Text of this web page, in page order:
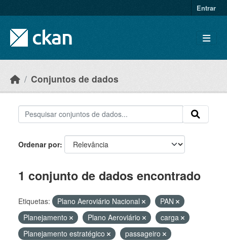
Entrar
Conjuntos de dados
Ordenar por
1 conjunto de dados encontrado
Etiquetas: Plano Aeroviário Nacional
PAN
Planejamento
Plano Aeroviário
carga
Planejamento estratégico
passageiro